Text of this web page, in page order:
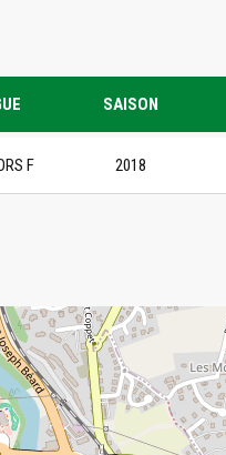
SAISON
F 2018